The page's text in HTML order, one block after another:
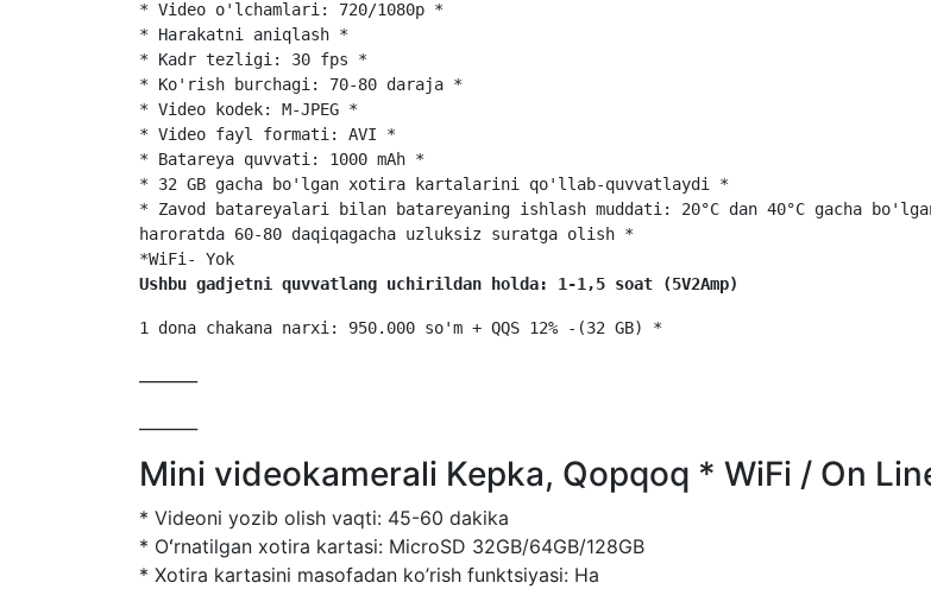
* Video o'lchamlari: 720/1080p *
* Harakatni aniqlash *
* Kadr tezligi: 30 fps *
* Ko'rish burchagi: 70-80 daraja *
* Video kodek: M-JPEG *
* Video fayl formati: AVI *
* Batareya quvvati: 1000 mAh *
* 32 GB gacha bo'lgan xotira kartalarini qo'llab-quvvatlaydi *
* Zavod batareyalari bilan batareyaning ishlash muddati: 20°C dan 40°C gacha
Ushbu gadjetni quvvatlang uchirildan holda: 1-1,5 soat (5V2Amp)
1 dona chakana narxi: 950.000 so'm + QQS 12% -(32 GB) *
Mini videokamerali Kepka, Qopqoq * WiFi / On
* Videoni yozib olish vaqti: 45-60 dakika
* Oʻrnatilgan xotira kartasi: MicroSD 32GB/64GB/128GB
* Xotira kartasini masofadan ko’rish funktsiyasi: Ha